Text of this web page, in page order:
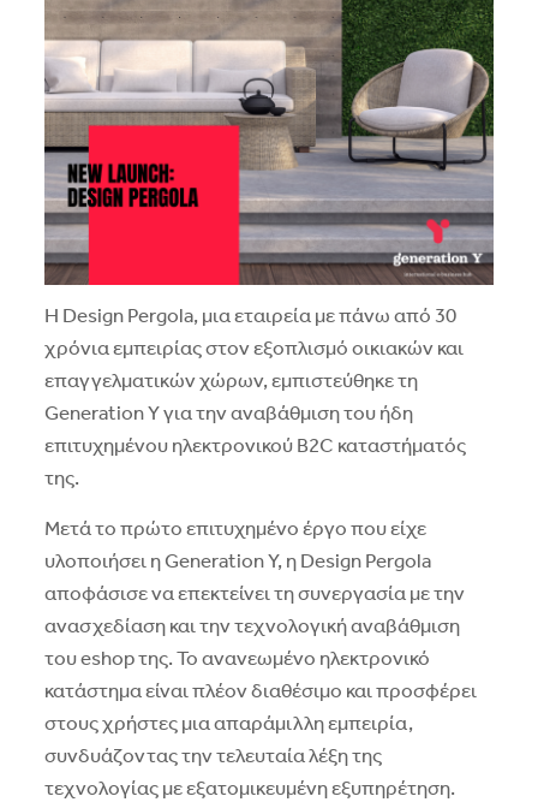
Η Design Pergola, μια εταιρεία με πάνω από 30
χρόνια εμπειρίας στον εξοπλισμό οικιακών και
επαγγελματικών χώρων, εμπιστεύθηκε τη
Generation Y για την αναβάθμιση του ήδη
επιτυχημένου ηλεκτρονικού B2C καταστήματός
της.
Μετά το πρώτο επιτυχημένο έργο που είχε
υλοποιήσει η Generation Y, η Design Pergola
αποφάσισε να επεκτείνει τη συνεργασία με την
ανασχεδίαση και την τεχνολογική αναβάθμιση
του eshop της. Το ανανεωμένο ηλεκτρονικό
κατάστημα είναι πλέον διαθέσιμο και προσφέρει
στους χρήστες μια απαράμιλλη εμπειρία,
συνδυάζοντας την τελευταία λέξη της
τεχνολογίας με εξατομικευμένη εξυπηρέτηση.